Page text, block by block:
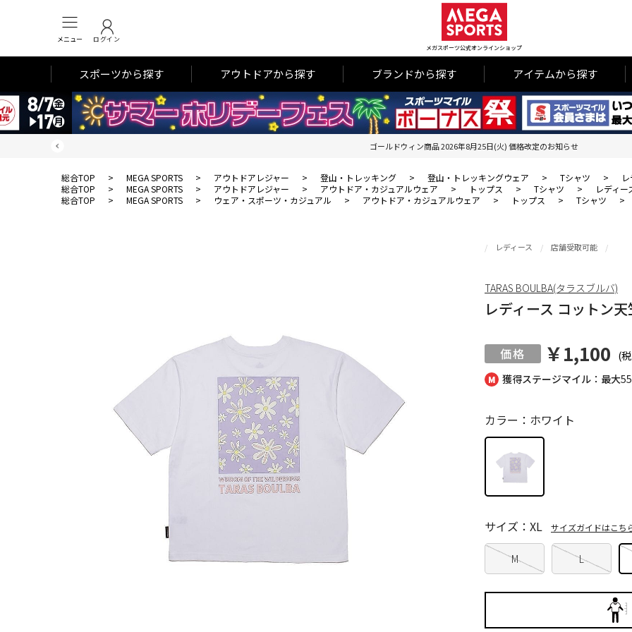
メニュー ログイン
メガスポーツ公式オンラインショップ
スポーツから探す アウトドアから探す ブランドから探す アイテムから探す
ゴールドウィン商品 2026年8月25日(火) 価格改定のお知らせ
総合TOP > MEGA SPORTS > アウトドアレジャー > 登山・トレッキング > 登山・トレッキングウェア > Tシャツ >
総合TOP
> MEGA SPORTS > アウトドアレジャー > アウトドア・カジュアルウェア > トップス > Tシャツ >
レディ
総合TOP
> MEGA SPORTS > ウェア・スポーツ・カジュアル > アウトドア・カジュアルウェア > トップス > Tシャツ >
獲得ステージマイル：最大
レディース 店舗受取可能
レディース コットン
￥1,100 (
カラー：ホワイト
M L
サイズ：XL サイズガイドはこち
TARAS BOULBA(タラスブルバ)